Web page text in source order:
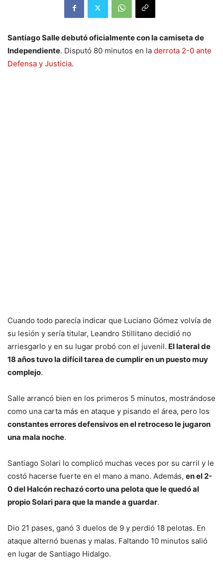
Santiago Salle debutó oficialmente con la camiseta de
Independiente. Disputó 80 minutos en la derrota 2-0 ante
Defensa y Justicia.
Cuando todo parecía indicar que Luciano Gómez volvía de
su lesión y sería titular, Leandro Stillitano decidió no
arriesgarlo y en su lugar probó con el juvenil. El lateral de
18 años tuvo la difícil tarea de cumplir en un puesto muy
complejo.
Salle arrancó bien en los primeros 5 minutos, mostrándose
como una carta más en ataque y pisando el área, pero los
constantes errores defensivos en el retroceso le jugaron
una mala noche.
Santiago Solari lo complicó muchas veces por su carril y le
costó hacerse fuerte en el mano a mano. Además, en el 2-
0 del Halcón rechazó corto una pelota que le quedó al
propio Solari para que la mande a guardar.
Dio 21 pases, ganó 3 duelos de 9 y perdió 18 pelotas. En
ataque alternó buenas y malas. Faltando 10 minutos salió
en lugar de Santiago Hidalgo.